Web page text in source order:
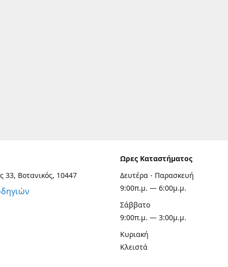
33, Βοτανικός, 10447
Ωρες Καταστήματος
Δευτέρα - Παρασκευή
9:00π.μ. — 6:00μ.μ.
Σάββατο
9:00π.μ. — 3:00μ.μ.
Κυριακή
Κλειστά